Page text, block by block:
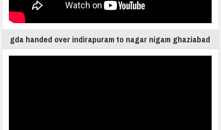
gda handed over indirapuram to nagar nigam ghaziabad